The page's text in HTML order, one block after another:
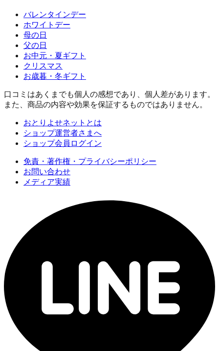
バレンタインデー
ホワイトデー
母の日
父の日
お中元・夏ギフト
クリスマス
お歳暮・冬ギフト
口コミはあくまでも個人の感想であり、個人差があります。
また、商品の内容や効果を保証するものではありません。
おとりよせネットとは
ショップ運営者さまへ
ショップ会員ログイン
免責・著作権・プライバシーポリシー
お問い合わせ
メディア実績